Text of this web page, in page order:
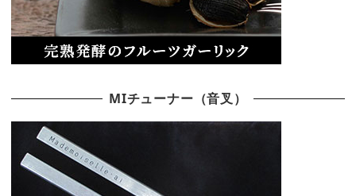
MIチューナー（音叉）